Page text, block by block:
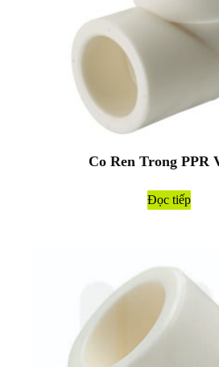
Co Ren Trong PPR
Đọc tiếp